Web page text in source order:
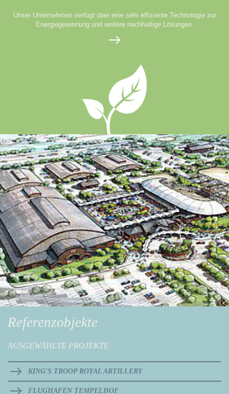
Unser Unternehmen verfügt über eine sehr effiziente Technologie zur
Energiegewinnung und weitere nachhaltige Lösungen.
Referenzobjekte
AUSGEWÄHLTE PROJEKTE
KING'S TROOP ROYAL ARTILLERY
FLUGHAFEN TEMPELHOF